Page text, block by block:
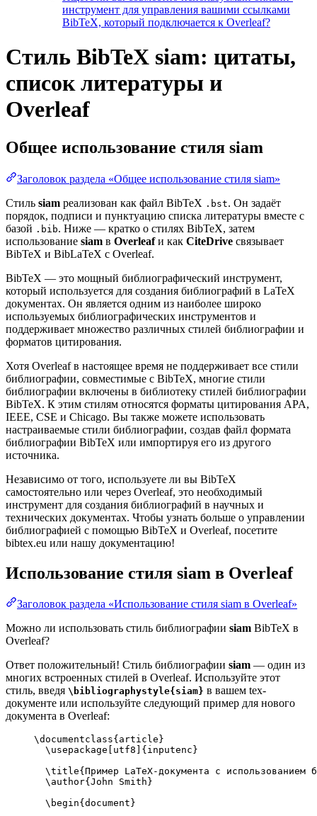
инструмент для управления вашими ссылками
BibTeX, который подключается к Overleaf?
Стиль BibTeX siam: цитаты,
список литературы и
Overleaf
Общее использование стиля siam
Заголовок раздела «Общее использование стиля siam»
Стиль siam реализован как файл BibTeX .bst. Он задаёт
порядок, подписи и пунктуацию списка литературы вместе с
базой .bib. Ниже — кратко о стилях BibTeX, затем
использование siam в Overleafи как CiteDrive связывает
BibTeX и BibLaTeX с Overleaf.
BibTeX — это мощный библиографический инструмент,
который используется для создания библиографий в LaTeX
документах. Он является одним из наиболее широко
используемых библиографических инструментов и
поддерживает множество различных стилей библиографии и
форматов цитирования.
Хотя Overleaf в настоящее время не поддерживает все стили
библиографии, совместимые с BibTeX, многие стили
библиографии включены в библиотеку стилей библиографии
BibTeX. К этим стилям относятся форматы цитирования APA,
IEEE, CSE и Chicago. Вы также можете использовать
настраиваемые стили библиографии, создав файл формата
библиографии BibTeX или импортируя его из другого
источника.
Независимо от того, используете ли вы BibTeX
самостоятельно или через Overleaf, это необходимый
инструмент для создания библиографий в научных и
технических документах. Чтобы узнать больше о управлении
библиографией с помощью BibTeX и Overleaf, посетите
bibtex.eu или нашу документацию!
Использование стиля siam в Overleaf
Заголовок раздела «Использование стиля siam в Overleaf»
Можно ли использовать стиль библиографии siam BibTeX в
Overleaf?
Ответ положительный! Стиль библиографии siam — один из
многих встроенных стилей в Overleaf. Используйте этот
стиль, введя \bibliographystyle{siam} в вашем tex-
документе или используйте следующий пример для нового
документа в Overleaf:
\documentclass{ article }
\usepackage
utf8 ]{ inputenc }
\title{Пример LaTeX-документа с использованием
\author{John Smith}
\begin{ document }